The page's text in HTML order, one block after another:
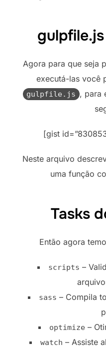
Agora para que seja
executá-las você
gulpfile.js , para
[gist
Neste arquivo
uma função
Tasks
Então agora
scripts –
sass – Compila
optimize–
watch – Assiste